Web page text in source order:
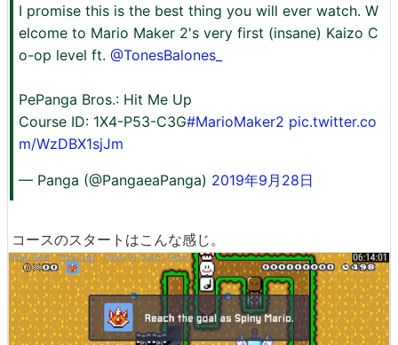
I promise this is the best thing you will ever watch. W
elcome to Mario Maker 2's very first (insane) Kaizo C
o-op level ft. @TonesBalones_
PePanga Bros.: Hit Me Up
Course ID: 1X4-P53-C3G#MarioMaker2 pic.twitter.co
m/WzDBX1sjJm
— Panga (@PangaeaPanga) 2019年9月28日
コースのスタートはこんな感じ。